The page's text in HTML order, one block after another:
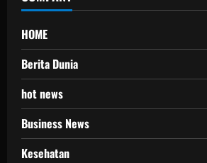
HOME
Berita Dunia
hot news
Business News
Kesehatan